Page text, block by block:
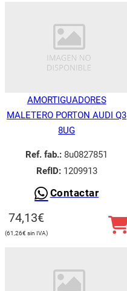
AMORTIGUADORES
MALETERO PORTON AUDI Q3
8UG
Ref. fab.: 8u0827851
RefID:1209913
Contactar
74,13€
61,26€